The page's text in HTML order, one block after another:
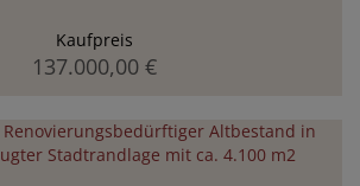
Kaufpreis
137.000,00 €